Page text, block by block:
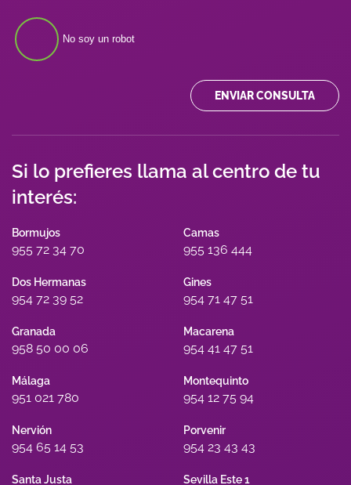
No soy un robot
ENVIAR CONSULTA
Si lo prefieres llama al centro de tu
interés:
Bormujos
955 72 34 70
Camas
955 136 444
Dos Hermanas
954 72 39 52
Gines
954 71 47 51
Granada
958 50 00 06
Macarena
954 41 47 51
Málaga
951 021 780
Montequinto
954 12 75 94
Nervión
954 65 14 53
Porvenir
954 23 43 43
Santa Justa Sevilla Este 1